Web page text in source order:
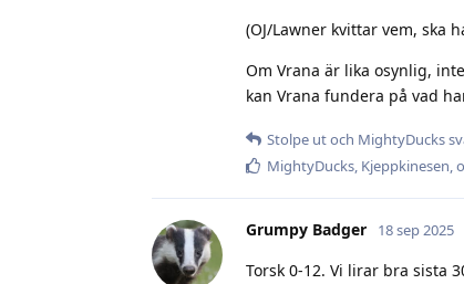
(OJ/Lawner kvittar vem, ska
Om Vrana är lika osynlig,
kan Vrana fundera på vad
Stolpe utoch MightyDucks
MightyDucks, Kjeppkinesen,
Grumpy Badger 18 sep 2025
Torsk 0-12. Vi lirar bra sista